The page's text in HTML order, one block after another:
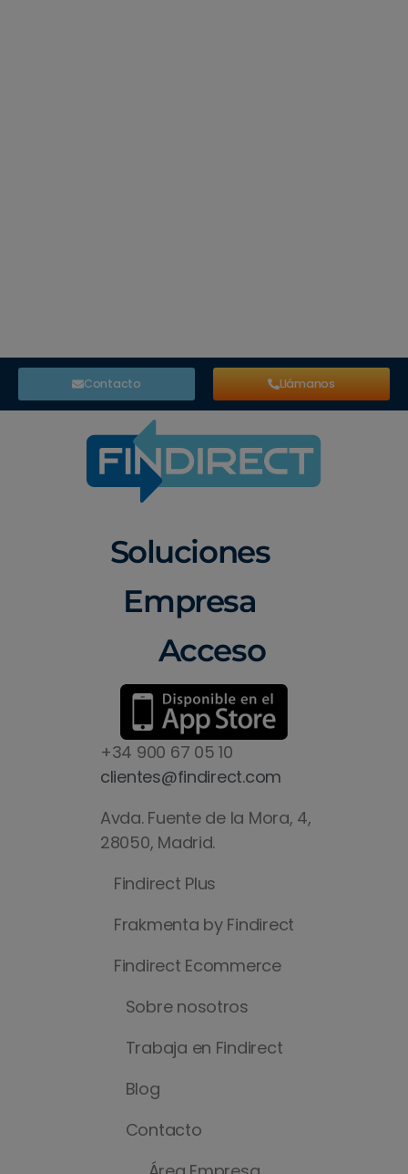
Contacto Llámanos
Soluciones
Empresa
Acceso
+34 900 67 05 10
clientes@findirect.com
Avda. Fuente de la Mora, 4,
28050, Madrid.
Findirect Plus
Frakmenta by Findirect
Findirect Ecommerce
Sobre nosotros
Trabaja en Findirect
Blog
Contacto